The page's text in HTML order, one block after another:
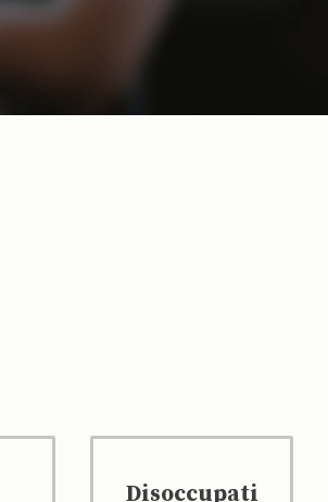
Disoccupati